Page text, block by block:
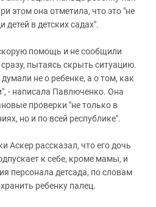
этом она отметила, что это "не
детей в детских садах".
помощь и не сообщили
пытаясь скрыть ситуацию.
не о ребенке, а о том, как
- написала Павлюченко. Она
проверки "не только в
но и по всей республике".
Аскер рассказал, что его дочь
к себе, кроме мамы, и
персонала детсада, по словам
ребенку палец.